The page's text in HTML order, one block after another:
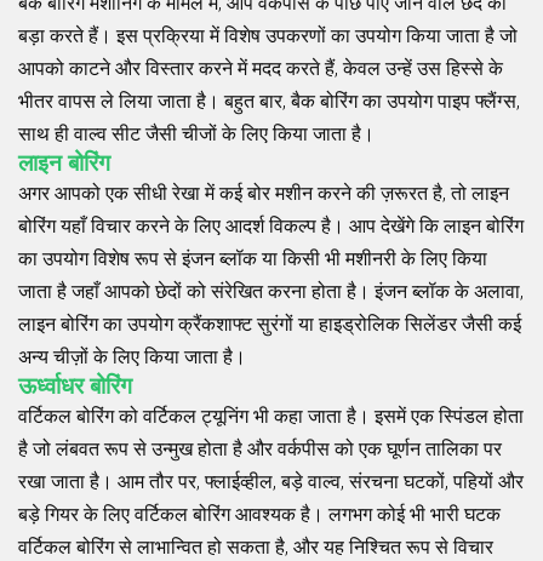
बड़ा करते हैं। इस प्रक्रिया में विशेष उपकरणों का उपयोग किया जाता है जो
आपको काटने और विस्तार करने में मदद करते हैं, केवल उन्हें उस हिस्से के
भीतर वापस ले लिया जाता है। बहुत बार, बैक बोरिंग का उपयोग पाइप फ्लैंग्स,
साथ ही वाल्व सीट जैसी चीजों के लिए किया जाता है।
लाइन बोरिंग
अगर आपको एक सीधी रेखा में कई बोर मशीन करने की ज़रूरत है, तो लाइन
बोरिंग यहाँ विचार करने के लिए आदर्श विकल्प है। आप देखेंगे कि लाइन बोरिंग
का उपयोग विशेष रूप से इंजन ब्लॉक या किसी भी मशीनरी के लिए किया
जाता है जहाँ आपको छेदों को संरेखित करना होता है। इंजन ब्लॉक के अलावा,
लाइन बोरिंग का उपयोग क्रैंकशाफ्ट सुरंगों या हाइड्रोलिक सिलेंडर जैसी कई
अन्य चीज़ों के लिए किया जाता है।
ऊर्ध्वाधर बोरिंग
वर्टिकल बोरिंग को वर्टिकल ट्यूनिंग भी कहा जाता है। इसमें एक स्पिंडल होता
है जो लंबवत रूप से उन्मुख होता है और वर्कपीस को एक घूर्णन तालिका पर
रखा जाता है। आम तौर पर, फ्लाईव्हील, बड़े वाल्व, संरचना घटकों, पहियों और
बड़े गियर के लिए वर्टिकल बोरिंग आवश्यक है। लगभग कोई भी भारी घटक
वर्टिकल बोरिंग से लाभान्वित हो सकता है, और यह निश्चित रूप से विचार